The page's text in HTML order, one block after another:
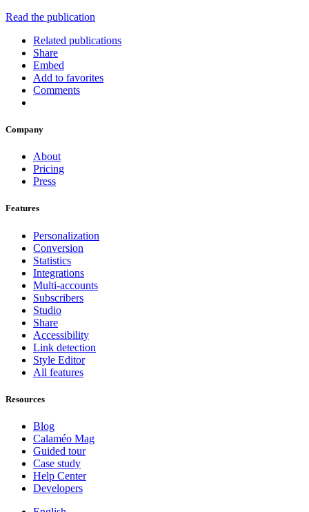
Read the publication
Related publications
Share
Embed
Add to favorites
Comments
Company
About
Pricing
Press
Features
Personalization
Conversion
Statistics
Integrations
Multi-accounts
Subscribers
Studio
Share
Accessibility
Link detection
Style Editor
All features
Resources
Blog
Calaméo Mag
Guided tour
Case study
Help Center
Developers